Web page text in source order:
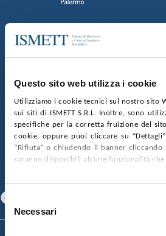
Questo sito web utilizza i cookie
Utilizziamo i cookie tecnici sul nostro sito
sui siti di ISMETT S.R.L. Inoltre, sono
specifiche per la corretta fruizione del
cookie, oppure puoi cliccare su
“Rifiuta” o chiudendo il banner
saranno disponibili alcune funzionalità
Selezione
delNecessari
Via Discesa dei Giudici 4 90133 Palermo
nr. REA PA-201818 P.I. 04544550827
SOCIETÀ TRASPARENTE
GARE E CONTRATTIPRIVACY
SOSTIENICIMAPPA DEL SITO
CONTATTI